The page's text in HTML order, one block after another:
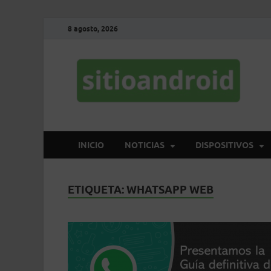
8 agosto, 2026
INICIO NOTICIAS DISPOSITIVOS
ETIQUETA:WHATSAPP WEB